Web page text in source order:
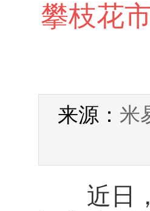
攀枝花
来源： 米
近日，